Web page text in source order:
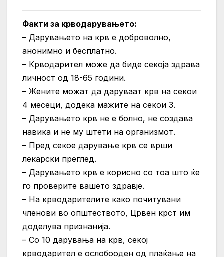
Факти за крводарувањето:
– Дарувањето на крв е доброволно,
анонимно и бесплатно.
– Крводарител може да биде секоја здрава
личност од 18-65 години.
– Жените можат да даруваат крв на секои
4 месеци, додека мажите на секои 3.
– Дарувањето крв не е болно, не создава
навика и не му штети на организмот.
– Пред секое дарување крв се врши
лекарски преглед.
– Дарувањето крв е корисно со тоа што ќе
го проверите вашето здравје.
– На крводарителите како почитувани
членови во општеството, Црвен крст им
доделува признанија.
– Со 10 дарувања на крв, секој
крводарител е ослобооден од плаќање на